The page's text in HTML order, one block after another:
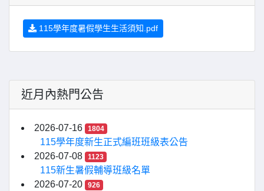
115學年度暑假學生生活須知.pdf
近月內熱門公告
2026-07-16 1804
115學年度新生正式編班班級表公告
2026-07-08
1123
115新生暑假輔導班級名單
2026-07-20
926